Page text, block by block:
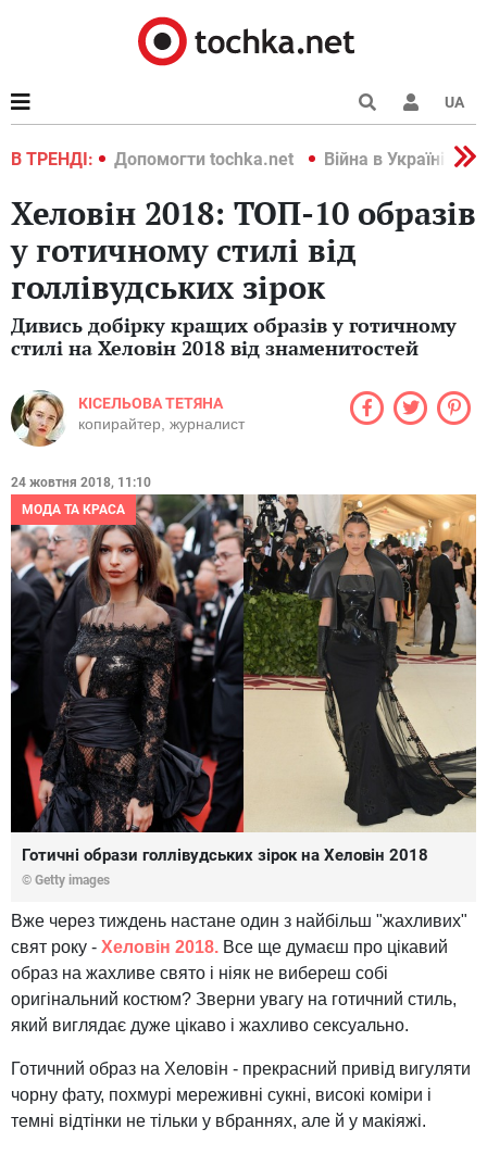
UA
В ТРЕНДІ:
2022 Допомогти tochka.net Війна в Україні 2022
Хеловін 2018: ТОП-10 образів
у готичному стилі від
голлівудських зірок
Дивись добірку кращих образів у готичному
стилі на Хеловін 2018 від знаменитостей
КІСЕЛЬОВА ТЕТЯНА
копирайтер, журналист
24 жовтня 2018, 11:10
МОДА ТА КРАСА
Готичні образи голлівудських зірок на Хеловін 2018
© Getty images
Вже через тиждень настане один з найбільш "жахливих"
свят року - Хеловін 2018. Все ще думаєш про цікавий
образ на жахливе свято і ніяк не вибереш собі
оригінальний костюм? Зверни увагу на готичний стиль,
який виглядає дуже цікаво і жахливо сексуально.
Готичний образ на Хеловін - прекрасний привід вигуляти
чорну фату, похмурі мереживні сукні, високі коміри і
темні відтінки не тільки у вбраннях, але й у макіяжі.